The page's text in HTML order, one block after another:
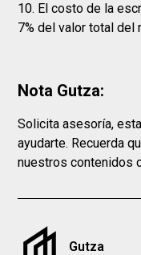
10. El costo de la
7% del valor total del
Nota Gutza:
Solicita asesoría,
ayudarte. Recuerda
nuestros contenidos
Gutza